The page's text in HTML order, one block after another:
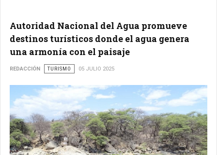
Autoridad Nacional del Agua promueve
destinos turísticos donde el agua genera
una armonía con el paisaje
REDACCIÓN TURISMO 05 JULIO 2025